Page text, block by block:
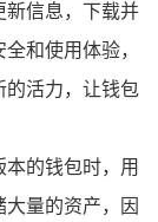
新信息，下载并
和使用体验，
的活力，让钱包
本的钱包时，用
量的资产，因